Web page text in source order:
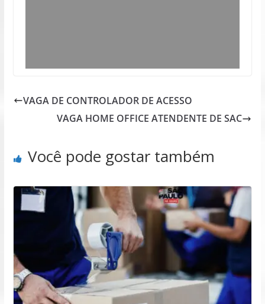
VAGA DE CONTROLADOR DE ACESSO
VAGA HOME OFFICE ATENDENTE DE SAC
Você pode gostar também